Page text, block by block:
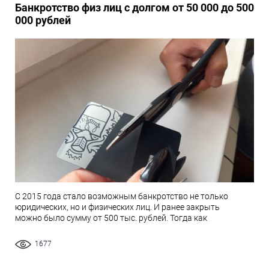
Банкротство физ лиц с долгом от 50 000 до 500
000 рублей
С 2015 года стало возможным банкротство не только
юридических, но и физических лиц. И ранее закрыть
можно было сумму от 500 тыс. рублей. Тогда как
1677